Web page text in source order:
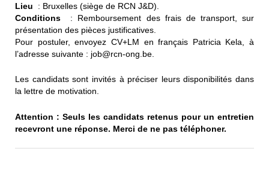
Lieu
: Bruxelles (siège de RCN J&D).
Conditions
: Remboursement des frais de transport, sur
présentation des pièces justificatives.
Pour postuler, envoyez CV+LM en français Patricia Kela, à
l’adresse suivante : job@rcn-ong.be.
Les candidats sont invités à préciser leurs disponibilités dans
la lettre de motivation.
Attention : Seuls les candidats retenus pour un entretien
recevront une réponse. Merci de ne pas téléphoner.